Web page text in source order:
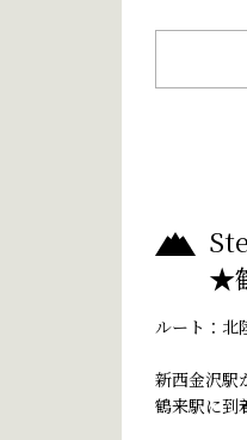
★
ルート：北
新西金沢駅
鶴来駅に到